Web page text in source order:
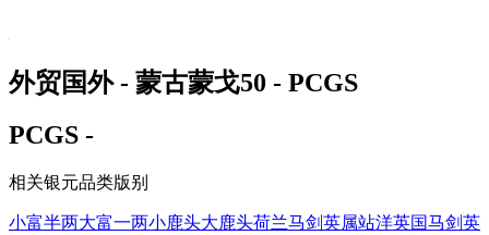
外贸国外 - 蒙古蒙戈50 - PCGS
PCGS -
相关银元品类版别
小富半两大富一两小鹿头大鹿头荷兰马剑英属站洋英国马剑英